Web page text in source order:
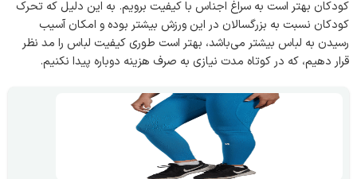
کودکان بهتر است به سراغ اجناس با کیفیت برویم. به این دلیل که تحرک
کودکان نسبت به بزرگسالان در این ورزش بیشتر بوده و امکان آسیب
رسیدن به لباس بیشتر می‌باشد، بهتر است طوری کیفیت لباس را مد نظر
قرار دهیم، که در کوتاه مدت نیازی به صرف هزینه دوباره پیدا نکنیم.